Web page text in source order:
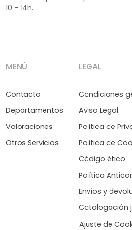
10 – 14h.
MENÚ
Contacto
Departamentos
Valoraciones
Otros Servicios
LEGAL
Condiciones
Aviso Legal
Politica de
Politica de
Código ético
Política
Envíos y
Catalogación
Ajuste de